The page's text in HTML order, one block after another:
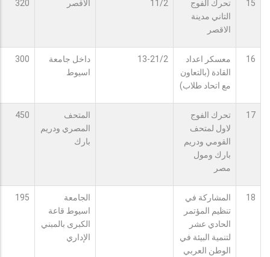
15
تحرك الفوج
التاني مدينة
الاقصر
11/2 الاقصر 320
16
معسكر اعداد
القادة (بالتعاون
مع اتحاد طلاب)
13-21/2
داخل جامعة
اسيوط
300
17
تحرك الفوج
لاول لمتحف
القومي ودريم
بارك ومول
مصر
المتحف
المصري ودريم
بارك
450
18
المشاركة في
تنظيم المؤتمر
الحادي عشر
لتنمية البيئة في
الوطن العربي
الجامعة
اسيوط قاعة
الكبرى بالمبني
الإداري
195